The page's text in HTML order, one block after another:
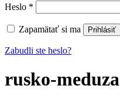
Heslo *
Zapamätať si ma Prihlásiť
Zabudli ste heslo?
rusko-meduza